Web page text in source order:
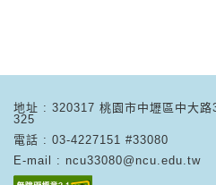
地址 : 320317 桃園市中壢區中大
325
電話 : 03-4227151 #33080
E-mail : ncu33080@ncu.edu.tw